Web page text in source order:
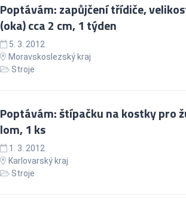
Poptávám: zapůjčení třídiče,
(oka) cca 2 cm, 1 týden
5. 3. 2012
Moravskoslezský kraj
Stroje
Poptávám: štípačku na kostky pro
lom, 1 ks
1. 3. 2012
Karlovarský kraj
Stroje